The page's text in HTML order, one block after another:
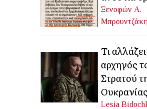
Ξενοφών Α.
Τι
αρχηγός
Στρατού
Ουκρανίας
Lesia